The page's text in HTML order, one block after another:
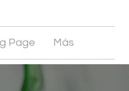
Page Más